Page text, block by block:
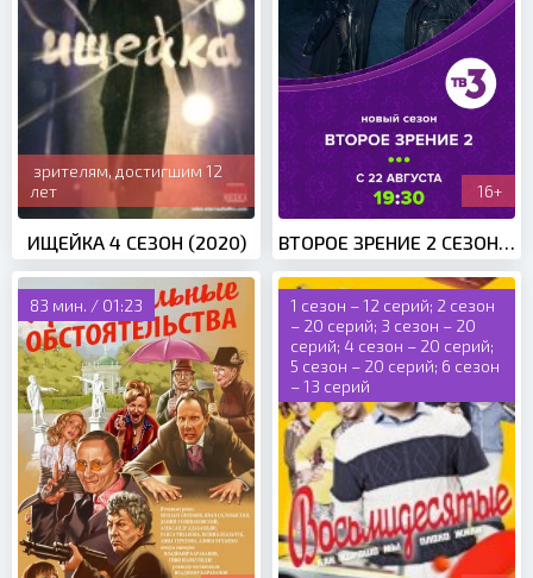
зрителям, достигшим 12
лет
ИЩЕЙКА 4 СЕЗОН (2020)
16+
ВТОРОЕ ЗРЕНИЕ 2 СЕЗОН (2022)
83 мин. / 01:23
1 сезон – 12 серий; 2 сезон
– 20 серий; 3 сезон – 20
серий; 4 сезон – 20 серий;
5 сезон – 20 серий; 6 сезон
– 13 серий